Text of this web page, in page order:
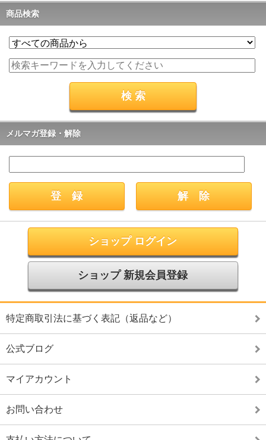
商品検索
メルマガ登録・解除
ショップ ログイン
ショップ 新規会員登録
特定商取引法に基づく表記（返品など）
公式ブログ
マイアカウント
お問い合わせ